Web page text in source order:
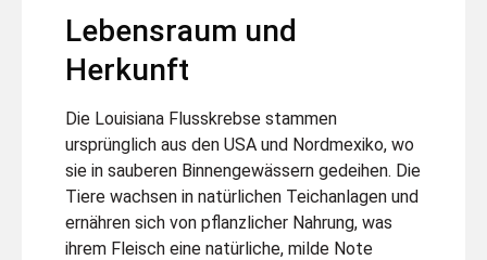
Lebensraum und
Herkunft
Die Louisiana Flusskrebse stammen
ursprünglich aus den USA und Nordmexiko, wo
sie in sauberen Binnengewässern gedeihen. Die
Tiere wachsen in natürlichen Teichanlagen und
ernähren sich von pflanzlicher Nahrung, was
ihrem Fleisch eine natürliche, milde Note